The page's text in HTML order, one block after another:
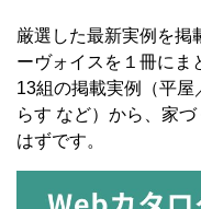
厳選した最新実例を掲
ーヴォイスを１冊にま
13組の掲載実例（平
らす など）から、家
はずです。